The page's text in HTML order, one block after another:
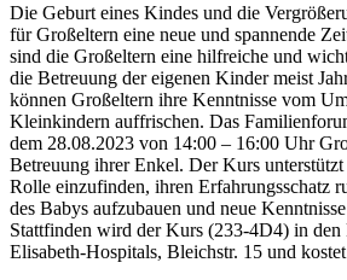
Die Geburt eines Kindes und die
für Großeltern eine neue und spannende
sind die Großeltern eine hilfreiche und
die Betreuung der eigenen Kinder meist
können Großeltern ihre Kenntnisse vom
Kleinkindern auffrischen. Das
dem 28.08.2023 von 14:00 – 16:00 Uhr
Betreuung ihrer Enkel. Der Kurs
Rolle einzufinden, ihren Erfahrungsschatz
des Babys aufzubauen und neue
Stattfinden wird der Kurs (233-4D4) in den
Elisabeth-Hospitals, Bleichstr. 15 und